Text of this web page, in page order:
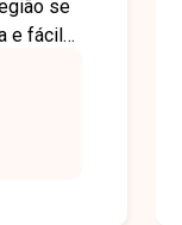
se
e fácil
ótima
no